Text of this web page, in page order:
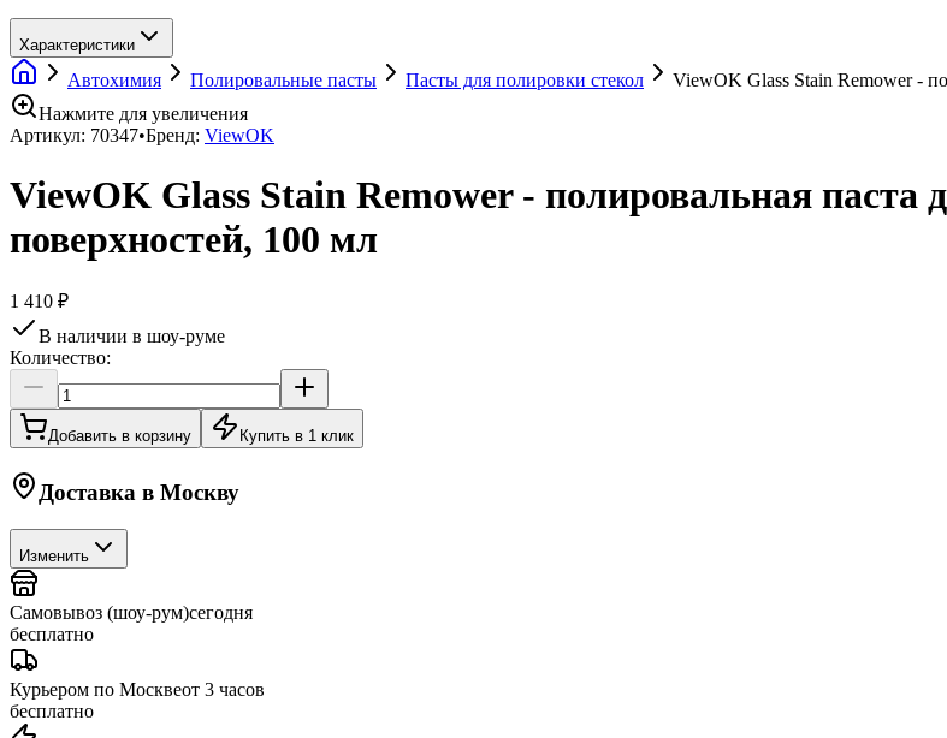
Характеристики
Автохимия Полировальные пасты Пасты для полировки стекол
ViewOK Glass Stain Remower -
Нажмите для увеличения
Артикул: 70347•Бренд: ViewOK
ViewOK Glass Stain Remower - полировальная паста
поверхностей, 100 мл
1 410 ₽
В наличии в шоу-руме
Количество:
Добавить в корзину Купить в 1 клик
Доставка в Москву
Изменить
Самовывоз (шоу-рум)сегодня
бесплатно
Курьером по Москвеот 3 часов
бесплатно